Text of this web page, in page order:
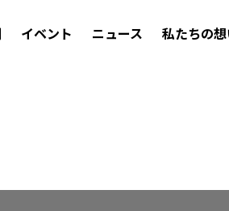
イベント ニュース 私たちの